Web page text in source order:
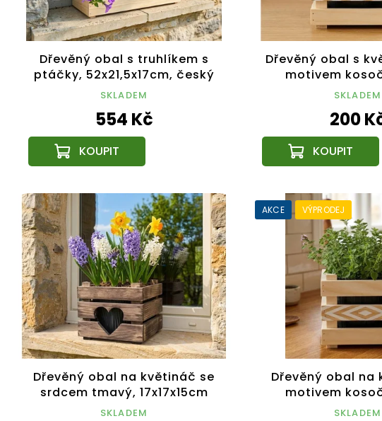
Dřevěný obal s truhlíkem s
ptáčky, 52x21,5x17cm, český
výrobek
SKLADEM
554 Kč
Dřevěný obal s
motivem
17x17x15cmSKLADEM
200
Dřevěný obal na květináč se
srdcem tmavý, 17x17x15cm
Český výrobek
SKLADEM
AKCE VÝPRODEJ
Dřevěný obal na
motivem
17x17x15cm,SKLADEM